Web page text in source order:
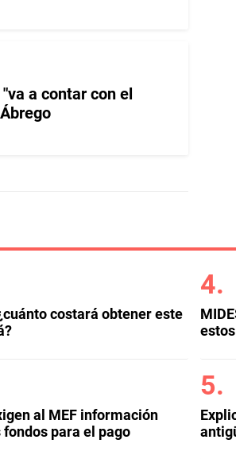
a contar con el
costará obtener este
al MEF información
para el pago